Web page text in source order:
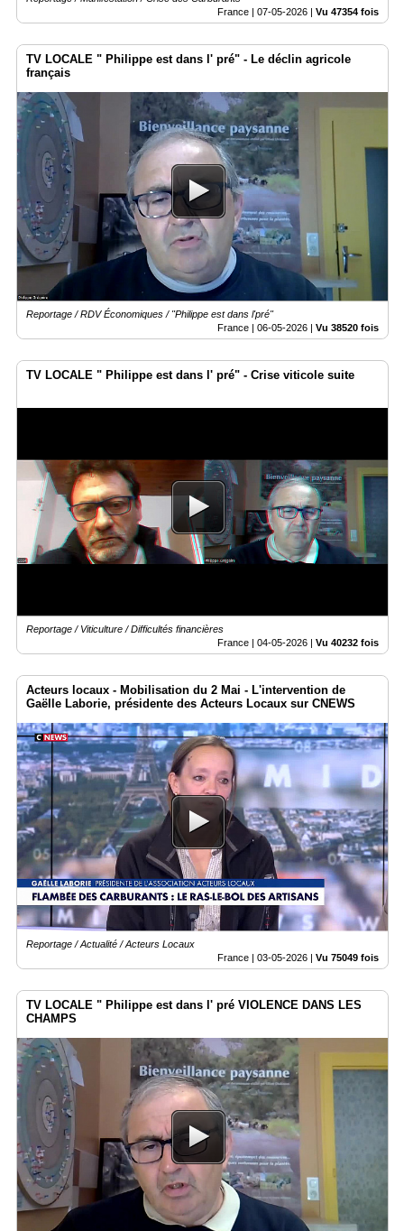
France | 07-05-2026 Vu 47354 fois
TV LOCALE " Philippe est dans l' pré" - Le déclin agricole
français
Reportage / RDV Économiques / "Philippe est dans l'pré"
France | 06-05-2026 | Vu 38520 fois
TV LOCALE " Philippe est dans l' pré" - Crise viticole suite
Reportage / Viticulture / Difficultés financières
France | 04-05-2026 | Vu 40232 fois
Acteurs locaux - Mobilisation du 2 Mai - L'intervention de
Gaëlle Laborie, présidente des Acteurs Locaux sur CNEWS
Reportage / Actualité / Acteurs Locaux
France | 03-05-2026 Vu 75049 fois
TV LOCALE " Philippe est dans l' pré VIOLENCE DANS LES
CHAMPS